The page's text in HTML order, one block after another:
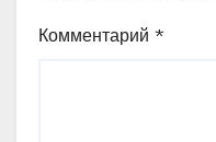
Комментарий *